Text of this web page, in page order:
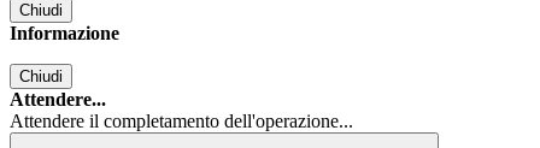
Chiudi
Informazione
Chiudi
Attendere...
Attendere il completamento dell'operazione...